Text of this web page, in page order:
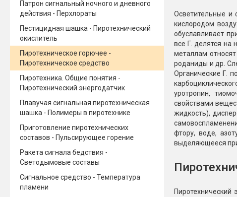
Маленькие фейерверки
Средние фейерверки
Большие фейерверки
Супер-фейерверки
Цветной
Факелы
Цветной дым
Стробоскопы
Сигнальная
Патрон сигнальный ночного и дневного
действия - Перхлораты
Пестицидная шашка - Пиротехнический
окислитель
Пиротехническое горючее -
Пиротехническое средство
Пиротехника. Общие понятия -
Пиротехнический энергодатчик
Плавучая сигнальная пиротехническая
шашка - Полимеры в пиротехнике
Приготовление пиротехнических
составов - Пульсирующее горение
Ракета сигнала бедствия -
Светодымовые составы
Сигнальное средство - Температура
пламени
Осветительные и
кислородом
обуславливает
все Г. делятся на
металлам
роданиды и др.
Органические Г.
уротропин,
свойствами
жидкость),
фтору, воде,
выделяющееся при
Пиротехнический